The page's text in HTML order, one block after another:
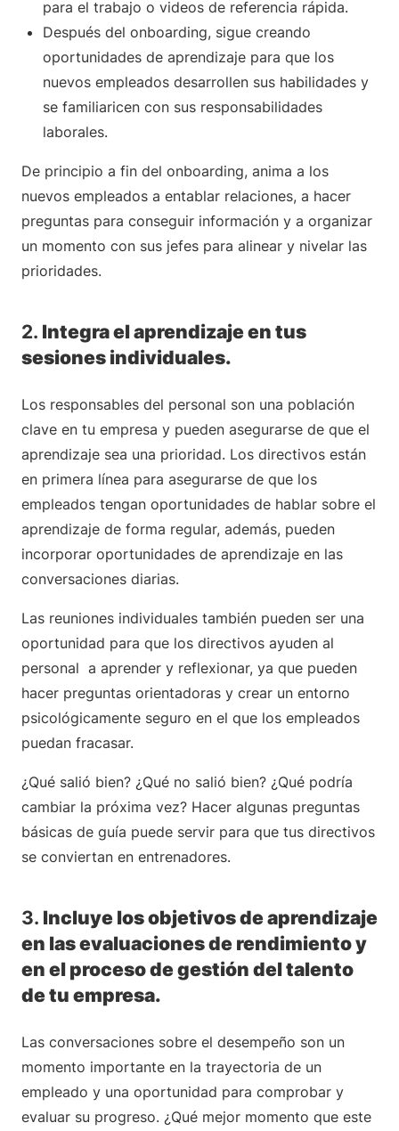
para el trabajo o videos de referencia rápida.
Después del onboarding, sigue creando
oportunidades de aprendizaje para que los
nuevos empleados desarrollen sus habilidades y
se familiaricen con sus responsabilidades
laborales.
De principio a fin del onboarding, anima a los
nuevos empleados a entablar relaciones, a hacer
preguntas para conseguir información y a organizar
un momento con sus jefes para alinear y nivelar las
prioridades.
2. Integra el aprendizaje en tus
sesiones individuales.
Los responsables del personal son una población
clave en tu empresa y pueden asegurarse de que el
aprendizaje sea una prioridad. Los directivos están
en primera línea para asegurarse de que los
empleados tengan oportunidades de hablar sobre el
aprendizaje de forma regular, además, pueden
incorporar oportunidades de aprendizaje en las
conversaciones diarias.
Las reuniones individuales también pueden ser una
oportunidad para que los directivos ayuden al
personal a aprender y reflexionar, ya que pueden
hacer preguntas orientadoras y crear un entorno
psicológicamente seguro en el que los empleados
puedan fracasar.
¿Qué salió bien? ¿Qué no salió bien? ¿Qué podría
cambiar la próxima vez? Hacer algunas preguntas
básicas de guía puede servir para que tus directivos
se conviertan en entrenadores.
3. Incluye los objetivos de aprendizaje
en las evaluaciones de rendimiento y
en el proceso de gestión del talento
de tu empresa.
Las conversaciones sobre el desempeño son un
momento importante en la trayectoria de un
empleado y una oportunidad para comprobar y
evaluar su progreso. ¿Qué mejor momento que este